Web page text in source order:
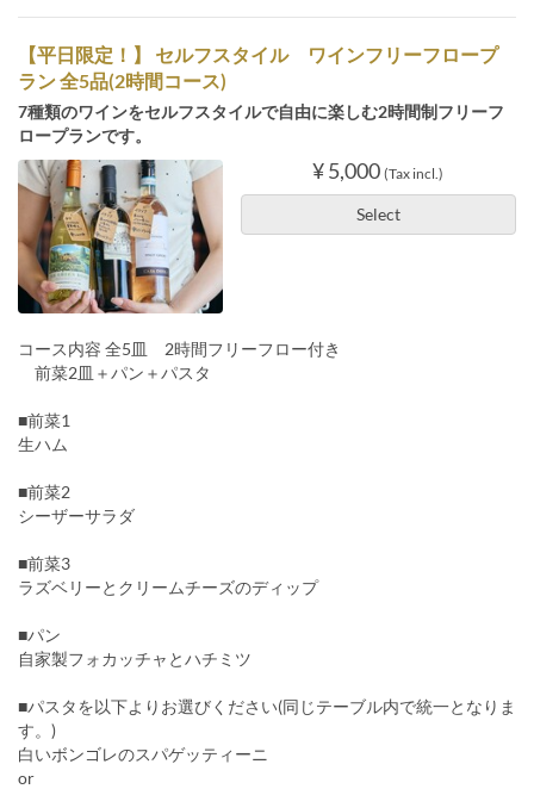
【平日限定！】 セルフスタイル ワインフリーフロープ
ラン 全5品(2時間コース)
7種類のワインをセルフスタイルで自由に楽しむ2時間制フリーフ
ロープランです。
¥ 5,000 (Tax incl.)
Select
コース内容 全5皿 2時間フリーフロー付き
前菜2皿＋パン＋パスタ
■前菜1
生ハム
■前菜2
シーザーサラダ
■前菜3
ラズベリーとクリームチーズのディップ
■パン
自家製フォカッチャとハチミツ
■パスタを以下よりお選びください(同じテーブル内で統一となりま
す。)
白いボンゴレのスパゲッティーニ
or